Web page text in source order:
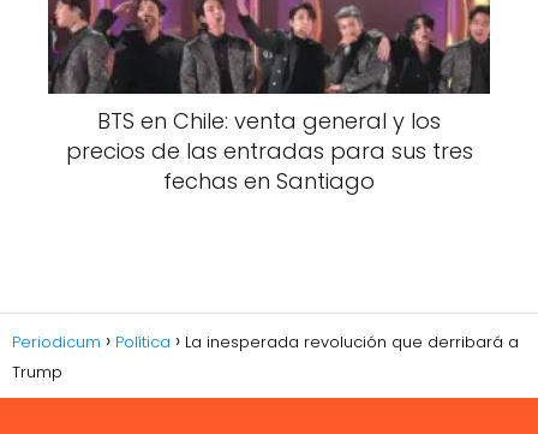
BTS en Chile: venta general y los
precios de las entradas para sus tres
fechas en Santiago
Periodicum Política
La inesperada revolución que derribará a
Trump